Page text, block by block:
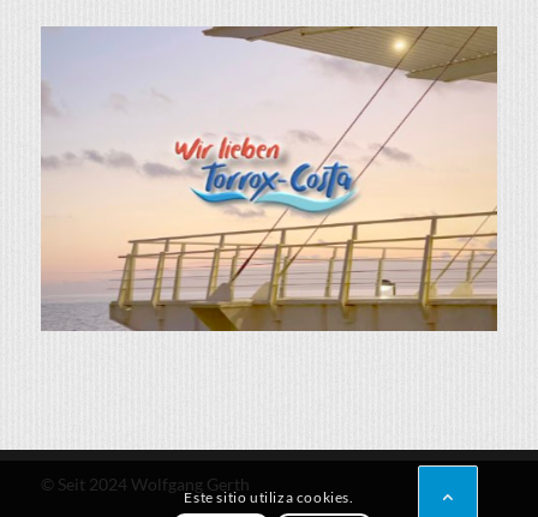
© Seit 2024 Wolfgang Gerth
Este sitio utiliza cookies.